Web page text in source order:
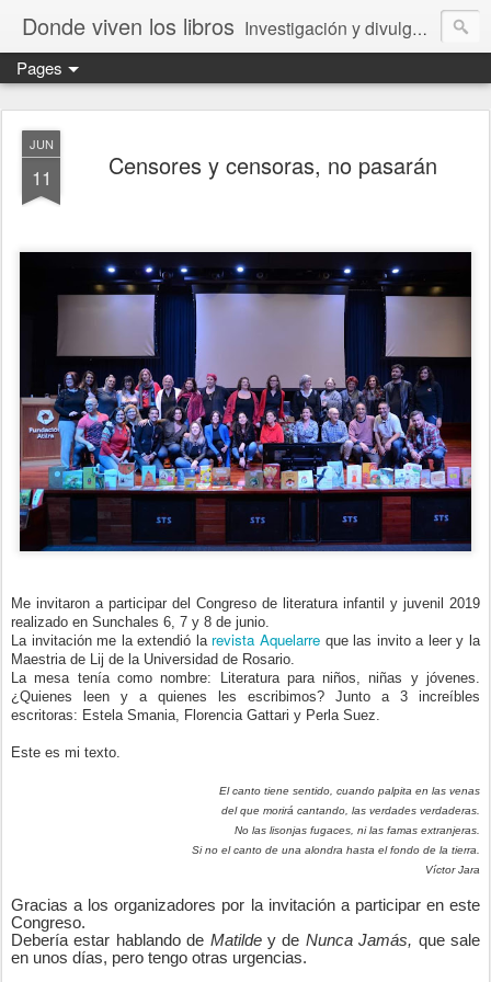
Donde viven los libros Investigación y divulgación de libros para niños y jóvenes. Librería especializada.
Pages
JUN
11 Censores y censoras, no pasarán
Me invitaron a participar del Congreso de literatura infantil y juvenil 2019
realizado en Sunchales 6, 7 y 8 de junio.
La invitación me la extendió larevista Aquelarre que las invito a leer y la
Maestria de Lij de la Universidad de Rosario.
La mesa tenía como nombre: Literatura para niños, niñas y jóvenes.
¿Quienes leen y a quienes les escribimos? Junto a 3 increíbles
escritoras: Estela Smania, Florencia Gattari y Perla Suez.
Este es mi texto.
El canto tiene sentido, cuando palpita en las venas
del que morirá cantando, las verdades verdaderas.
No las lisonjas fugaces, ni las famas extranjeras.
Si no el canto de una alondra hasta el fondo de la tierra.
Víctor Jara
Gracias a los organizadores por la invitación a participar en este
Congreso.
Debería estar hablando de Matildey de Nunca Jamás, que sale
en unos días, pero tengo otras urgencias.